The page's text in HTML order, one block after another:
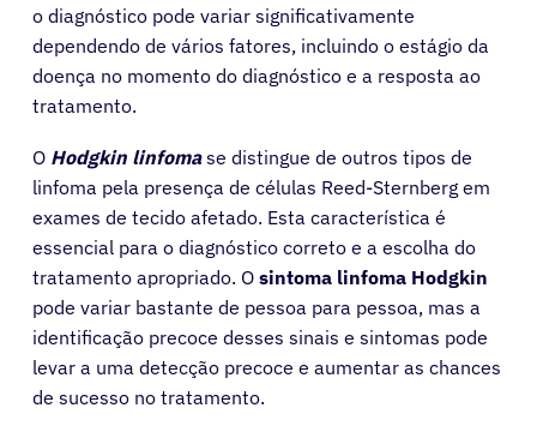
o diagnóstico pode variar significativamente
dependendo de vários fatores, incluindo o estágio da
doença no momento do diagnóstico e a resposta ao
tratamento.
O Hodgkin linfomase distingue de outros tipos de
linfoma pela presença de células Reed-Sternberg em
exames de tecido afetado. Esta característica é
essencial para o diagnóstico correto e a escolha do
tratamento apropriado. O sintoma linfoma Hodgkin
pode variar bastante de pessoa para pessoa, mas a
identificação precoce desses sinais e sintomas pode
levar a uma detecção precoce e aumentar as chances
de sucesso no tratamento.